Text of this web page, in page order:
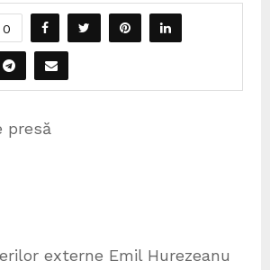
0
presă
externe Emil Hurezeanu